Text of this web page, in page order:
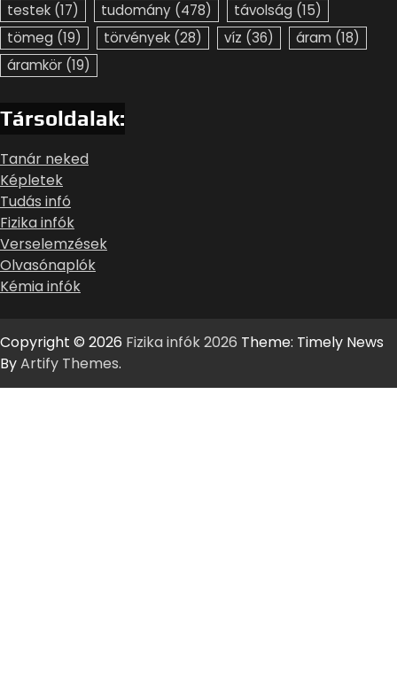
testek (17) tudomány (478) távolság (15)
tömeg (19) törvények (28) víz (36) áram (18)
áramkör (19)
Társoldalak:
Tanár neked
Képletek
Tudás infó
Fizika infók
Verselemzések
Olvasónaplók
Kémia infók
Copyright © 2026 Fizika infók 2026 Theme: Timely News
ByArtify Themes.